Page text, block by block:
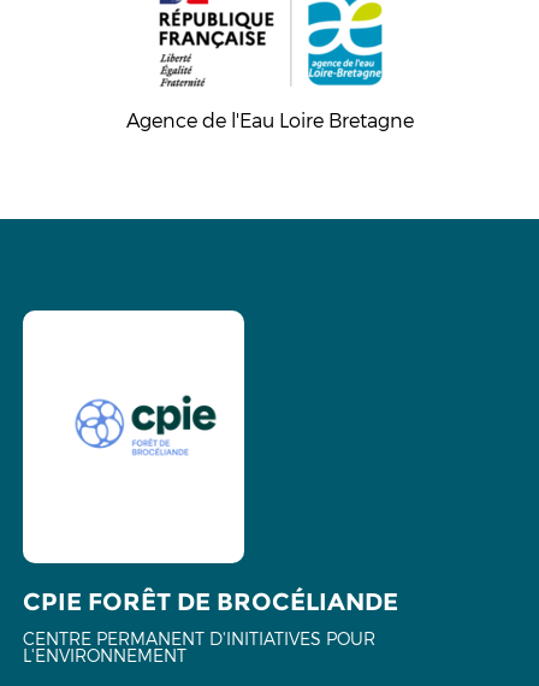
Agence de l'Eau Loire Bretagne
CPIE FORÊT DE BROCÉLIANDE
CENTRE PERMANENT D'INITIATIVES POUR
L'ENVIRONNEMENT